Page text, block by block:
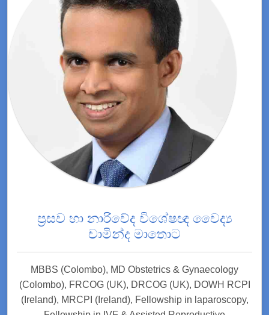
ප්‍රසව හා නාරිවේද විශේෂඥ වෛද්‍ය
චාමින්ද මාතොට
MBBS (Colombo), MD Obstetrics & Gynaecology
(Colombo), FRCOG (UK), DRCOG (UK), DOWH RCPI
(Ireland), MRCPI (Ireland), Fellowship in laparoscopy,